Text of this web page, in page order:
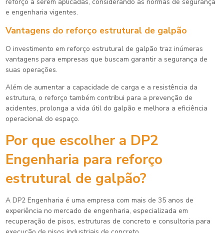
e engenharia vigentes.
Vantagens do reforço estrutural de galpão
O investimento em reforço estrutural de galpão traz inúmeras
vantagens para empresas que buscam garantir a segurança de
suas operações.
Além de aumentar a capacidade de carga e a resistência da
estrutura, o reforço também contribui para a prevenção de
acidentes, prolonga a vida útil do galpão e melhora a eficiência
operacional do espaço.
Por que escolher a DP2
Engenharia para reforço
estrutural de galpão?
A DP2 Engenharia é uma empresa com mais de 35 anos de
experiência no mercado de engenharia, especializada em
recuperação de pisos, estruturas de concreto e consultoria para